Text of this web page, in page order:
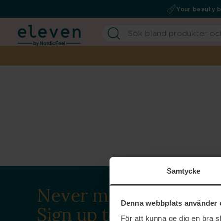
Samtycke
Denna webbplats använder
För att kunna ge dig en bra
Your beauty
Never miss a beat.
Sign up to our